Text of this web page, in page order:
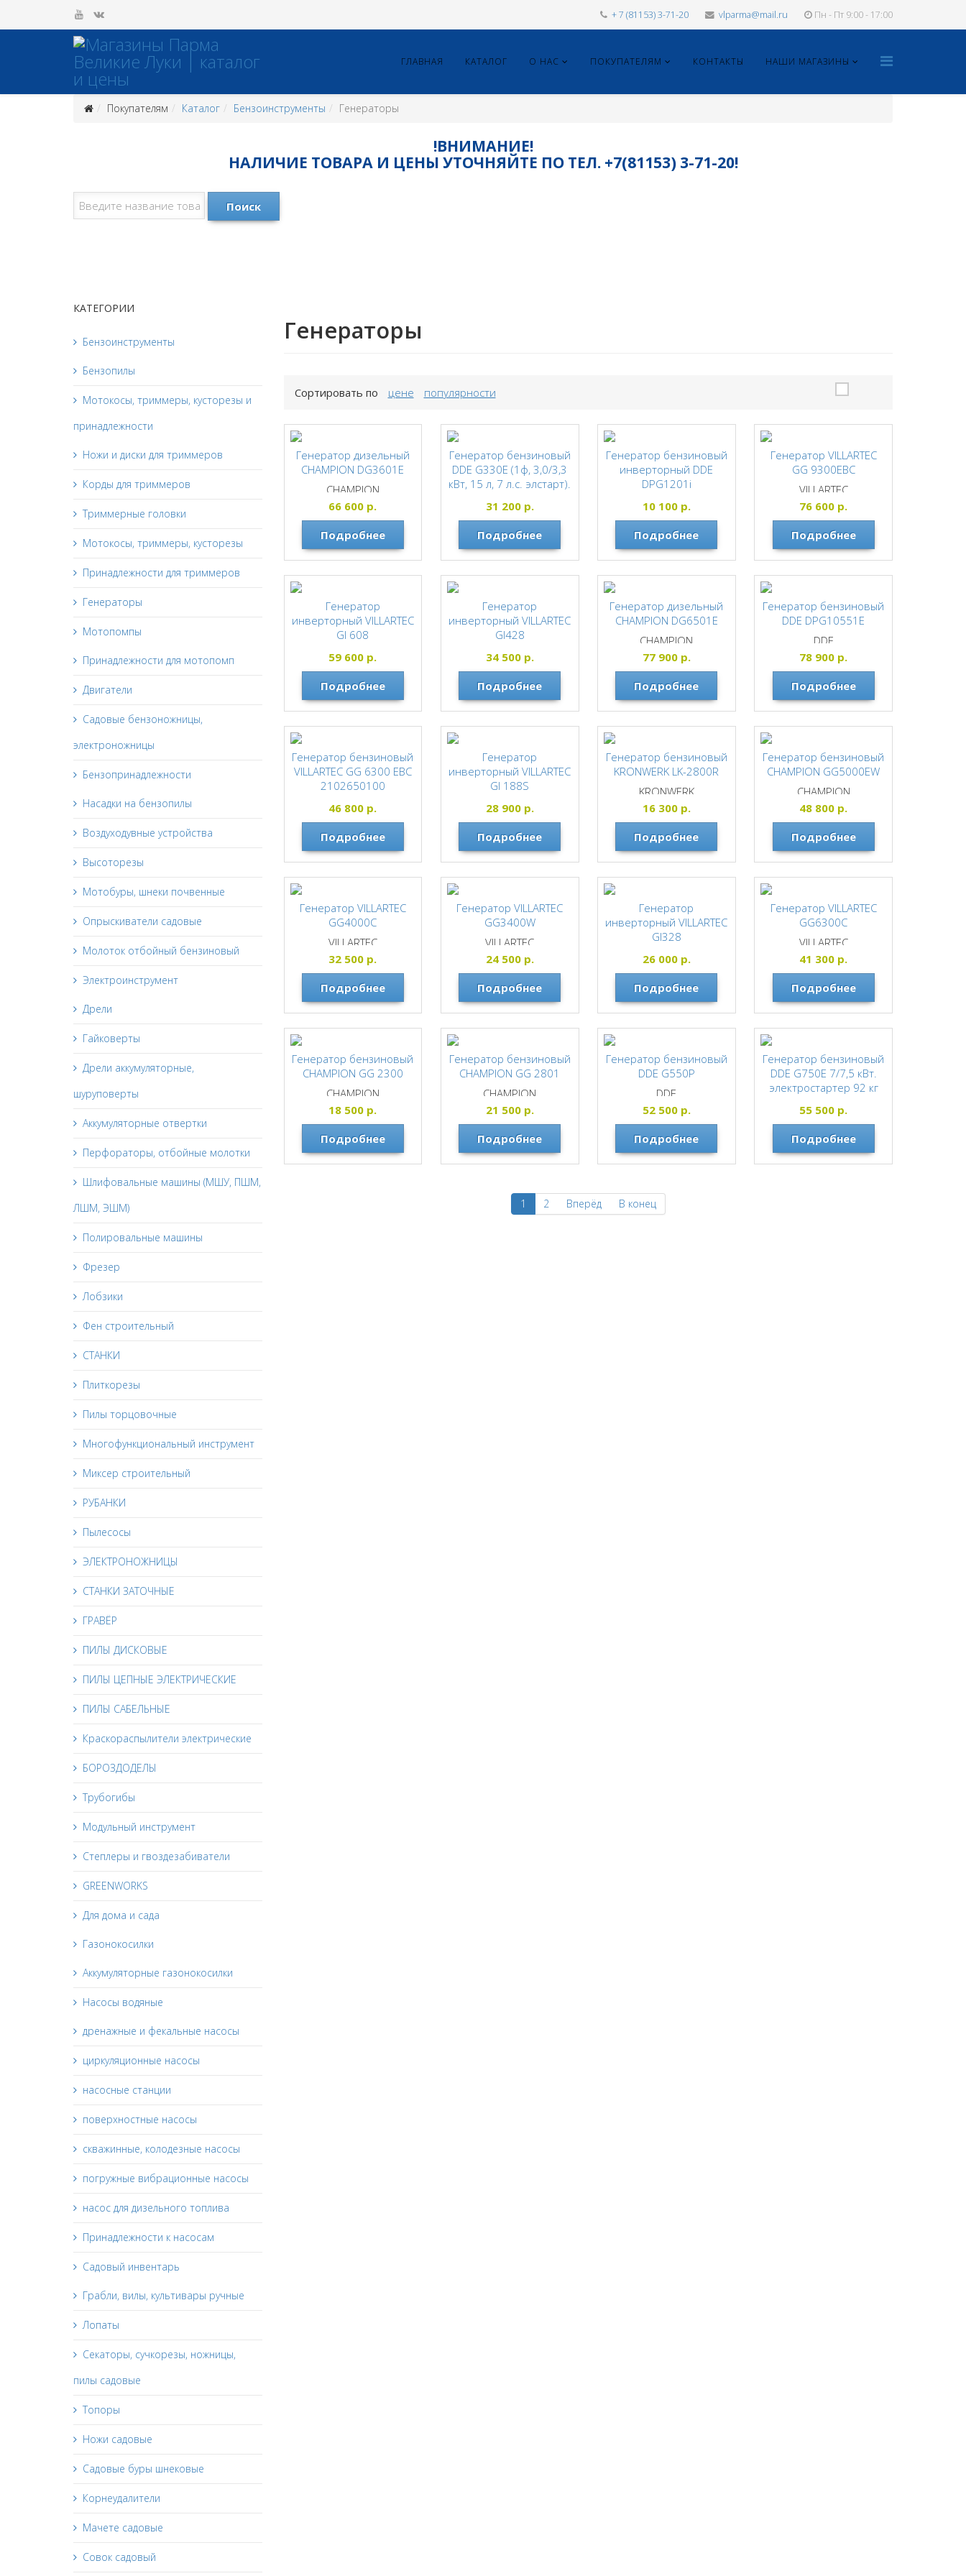
+ 7 (81153) 3-71-20 vlparma@mail.ru Пн - Пт 9:00 - 17:00
ГЛАВНАЯ КАТАЛОГ О НАС ПОКУПАТЕЛЯМ КОНТАКТЫ НАШИ МАГАЗИНЫ
Покупателям Каталог Бензоинструменты Генераторы
!ВНИМАНИЕ!
НАЛИЧИЕ ТОВАРА И ЦЕНЫ УТОЧНЯЙТЕ ПО ТЕЛ. +7(81153) 3-71-20!
Поиск
КАТЕГОРИИ
Бензоинструменты
Бензопилы
Мотокосы, триммеры, кусторезы и
принадлежности
Ножи и диски для триммеров
Корды для триммеров
Триммерные головки
Мотокосы, триммеры, кусторезы
Принадлежности для триммеров
Генераторы
Мотопомпы
Принадлежности для мотопомп
Двигатели
Садовые бензоножницы,
электроножницы
Бензопринадлежности
Насадки на бензопилы
Воздуходувные устройства
Высоторезы
Мотобуры, шнеки почвенные
Опрыскиватели садовые
Молоток отбойный бензиновый
Электроинструмент
Дрели
Гайковерты
Дрели аккумуляторные,
шуруповерты
Аккумуляторные отвертки
Перфораторы, отбойные молотки
Шлифовальные машины (МШУ, ПШМ,
ЛШМ, ЭШМ)
Полировальные машины
Фрезер
Лобзики
Фен строительный
СТАНКИ
Плиткорезы
Пилы торцовочные
Многофункциональный инструмент
Миксер строительный
РУБАНКИ
Пылесосы
ЭЛЕКТРОНОЖНИЦЫ
СТАНКИ ЗАТОЧНЫЕ
ГРАВЁР
ПИЛЫ ДИСКОВЫЕ
ПИЛЫ ЦЕПНЫЕ ЭЛЕКТРИЧЕСКИЕ
ПИЛЫ САБЕЛЬНЫЕ
Краскораспылители электрические
БОРОЗДОДЕЛЫ
Трубогибы
Модульный инструмент
Степлеры и гвоздезабиватели
GREENWORKS
Для дома и сада
Газонокосилки
Аккумуляторные газонокосилки
Насосы водяные
дренажные и фекальные насосы
циркуляционные насосы
насосные станции
поверхностные насосы
скважинные, колодезные насосы
погружные вибрационные насосы
насос для дизельного топлива
Принадлежности к насосам
Садовый инвентарь
Грабли, вилы, культивары ручные
Лопаты
Секаторы, сучкорезы, ножницы,
пилы садовые
Топоры
Ножи садовые
Садовые буры шнековые
Корнеудалители
Мачете садовые
Совок садовый
Генераторы
Сортировать по цене популярности
Генератор дизельный
CHAMPION DG3601E
CHAMPION
66 600 р.
Подробнее
Генератор бензиновый
DDE G330E (1ф, 3,0/3,3
кВт, 15 л, 7 л.с. элстарт).
DDE
31 200р.
Подробнее
Генератор бензиновый
инверторный DDE
DPG1201i
DDE
10 100р.
Подробнее
Генератор VILLARTEC
GG 9300ЕВС
VILLARTEC
76 600 р.
Подробнее
Генератор
инверторный VILLARTEC
GI 608
VILLARTEC
59 600 р.
Подробнее
Генератор
инверторный VILLARTEC
GI428
VILLARTEC
34 500р.
Подробнее
Генератор дизельный
CHAMPION DG6501E
CHAMPION
77 900р.
Подробнее
Генератор бензиновый
DDE DPG10551E
DDE
78 900 р.
Подробнее
Генератор бензиновый
VILLARTEC GG 6300 EBC
2102650100
VILLARTEC
46 800 р.
Подробнее
Генератор
инверторный VILLARTEC
GI 188S
VILLARTEC
28 900р.
Подробнее
Генератор бензиновый
KRONWERK LK-2800R
KRONWERK
16 300р.
Подробнее
Генератор бензиновый
CHAMPION GG5000EW
CHAMPION
48 800 р.
Подробнее
Генератор VILLARTEC
GG4000C
VILLARTEC
32 500 р.
Подробнее
Генератор VILLARTEC
GG3400W
VILLARTEC
24 500р.
Подробнее
Генератор
инверторный VILLARTEC
GI328
VILLARTEC
26 000р.
Подробнее
Генератор VILLARTEC
GG6300С
VILLARTEC
41 300 р.
Подробнее
Генератор бензиновый
CHAMPION GG 2300
CHAMPION
18 500 р.
Подробнее
Генератор бензиновый
CHAMPION GG 2801
CHAMPION
21 500р.
Подробнее
Генератор бензиновый
DDE G550Р
DDE
52 500р.
Подробнее
Генератор бензиновый
DDE G750Е 7/7,5 кВт.
электростартер 92 кг
DDE
55 500 р.
Подробнее
1 2 Вперёд В конец